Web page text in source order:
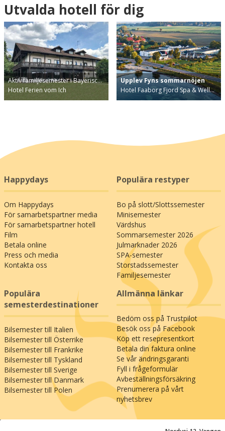
Utvalda hotell för dig
Aktiv familjesemester i Bayerisc…
Hotel Ferien vom Ich
Upplev Fyns sommarnöjen
Hotel Faaborg Fjord Spa & Well…
Happydays
Om Happydays
För samarbetspartner media
För samarbetspartner hotell
Film
Betala online
Press och media
Kontakta oss
Populära restyper
Bo på slott/Slottssemester
Minisemester
Värdshus
Sommarsemester 2026
Julmarknader 2026
SPA-semester
Storstadssemester
Familjesemester
Populära
semesterdestinationer
Bilsemester till Italien
Bilsemester till Österrike
Bilsemester till Frankrike
Bilsemester till Tyskland
Bilsemester till Sverige
Bilsemester till Danmark
Bilsemester till Polen
Allmänna länkar
Bedöm oss på Trustpilot
Besök oss på Facebook
Köp ett resepresentkort
Betala din faktura online
Se vår ändringsgaranti
Fyll i frågeformulär
Avbeställningsförsäkring
Prenumerera på vårt
nyhetsbrev